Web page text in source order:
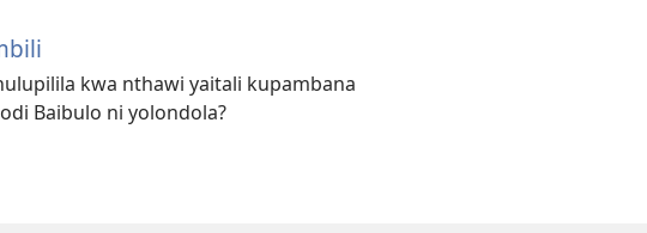
kwa nthawi yaitali kupambana
Baibulo ni yolondola?